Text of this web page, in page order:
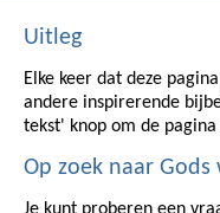
Uitleg
Elke keer dat deze
andere inspirerende
tekst' knop om de
Op zoek naar Gods